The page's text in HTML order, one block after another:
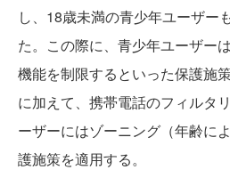
し、18歳未満の青少年ユーザー
た。この際に、青少年ユーザー
機能を制限するといった保護施
に加えて、携帯電話のフィルタ
ーザーにはゾーニング（年齢に
護施策を適用する。